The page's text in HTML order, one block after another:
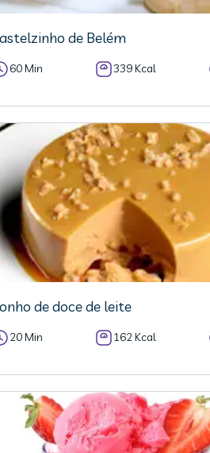
de Belém
60 Min 339 Kcal
de doce de leite
20 Min 162 Kcal